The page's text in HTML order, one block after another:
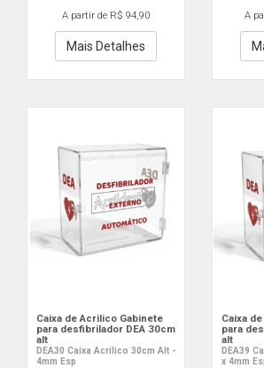
A partir de R$ 94,90
Mais Detalhes
A
Caixa de Acrilico Gabinete
para desfibrilador DEA 30cm
alt
DEA30 Caixa Acrilico 30cm Alt -
4mm Esp
Caixa
para
alt
DEA39
x 4mm